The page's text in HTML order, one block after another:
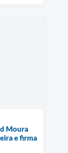
Moura
e firma